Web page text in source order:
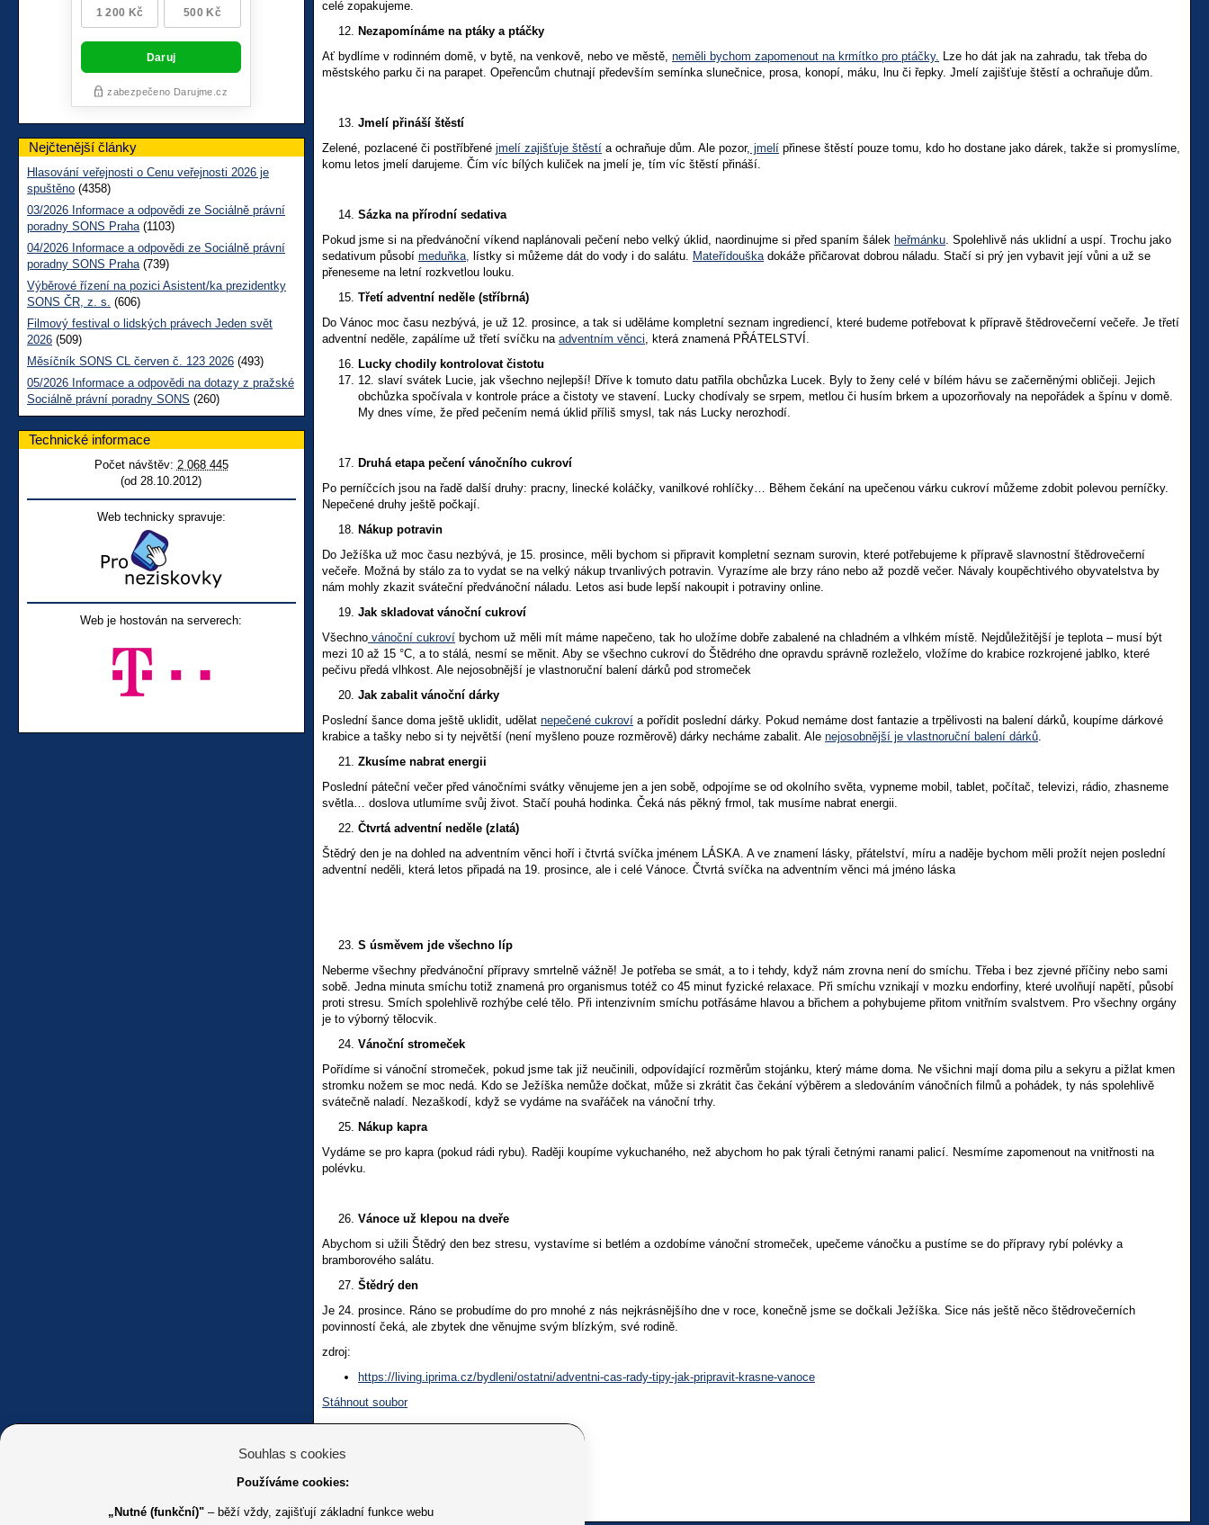
celé zopakujeme.
Nezapomínáme na ptáky a ptáčky
Ať bydlíme v rodinném domě, v bytě, na venkově, nebo ve městě, neměli bychom zapomenout na krmítko pro ptáčky.
Lze ho dát jak na zahradu, tak třeba do
městského parku či na parapet. Opeřencům chutnají především semínka slunečnice, prosa, konopí, máku, lnu či řepky. Jmelí zajišťuje štěstí a ochraňuje dům.
Jmelí přináší štěstí
Zelené, pozlacené či postříbřené jmelí zajišťuje štěstí a ochraňuje dům. Ale pozor, jmelí přinese štěstí pouze tomu, kdo ho dostane jako dárek, takže si promyslíme,
komu letos jmelí darujeme. Čím víc bílých kuliček na jmelí je, tím víc štěstí přináší.
Sázka na přírodní sedativa
Pokud jsme si na předvánoční víkend naplánovali pečení nebo velký úklid, naordinujme si před spaním šálek heřmánku . Spolehlivě nás uklidní a uspí. Trochu jako
sedativum působí meduňka, lístky si můžeme dát do vody i do salátu. Mateřídouška dokáže přičarovat dobrou náladu. Stačí si prý jen vybavit její vůni a už se
přeneseme na letní rozkvetlou louku.
Třetí adventní neděle (stříbrná)
Do Vánoc moc času nezbývá, je už 12. prosince, a tak si uděláme kompletní seznam ingrediencí, které budeme potřebovat k přípravě štědrovečerní večeře. Je třetí
adventní neděle, zapálíme už třetí svíčku na adventním věnci , která znamená PŘÁTELSTVÍ.
Lucky chodily kontrolovat čistotu
12. slaví svátek Lucie, jak všechno nejlepší! Dříve k tomuto datu patřila obchůzka Lucek. Byly to ženy celé v bílém hávu se začerněnými obličeji. Jejich
obchůzka spočívala v kontrole práce a čistoty ve stavení. Lucky chodívaly se srpem, metlou či husím brkem a upozorňovaly na nepořádek a špínu v domě.
My dnes víme, že před pečením nemá úklid příliš smysl, tak nás Lucky nerozhodí.
Druhá etapa pečení vánočního cukroví
Po perníčcích jsou na řadě další druhy: pracny, linecké koláčky, vanilkové rohlíčky… Během čekání na upečenou várku cukroví můžeme zdobit polevou perníčky.
Nepečené druhy ještě počkají.
Nákup potravin
Do Ježíška už moc času nezbývá, je 15. prosince, měli bychom si připravit kompletní seznam surovin, které potřebujeme k přípravě slavnostní štědrovečerní
večeře. Možná by stálo za to vydat se na velký nákup trvanlivých potravin. Vyrazíme ale brzy ráno nebo až pozdě večer. Návaly koupěchtivého obyvatelstva by
nám mohly zkazit sváteční předvánoční náladu. Letos asi bude lepší nakoupit i potraviny online.
Jak skladovat vánoční cukroví
Všechno vánoční cukroví bychom už měli mít máme napečeno, tak ho uložíme dobře zabalené na chladném a vlhkém místě. Nejdůležitější je teplota – musí být
mezi 10 až 15 °C, a to stálá, nesmí se měnit. Aby se všechno cukroví do Štědrého dne opravdu správně rozleželo, vložíme do krabice rozkrojené jablko, které
pečivu předá vlhkost. Ale nejosobnější je vlastnoruční balení dárků pod stromeček
Jak zabalit vánoční dárky
Poslední šance doma ještě uklidit, udělat nepečené cukroví a pořídit poslední dárky. Pokud nemáme dost fantazie a trpělivosti na balení dárků, koupíme dárkové
krabice a tašky nebo si ty největší (není myšleno pouze rozměrově) dárky necháme zabalit. Ale nejosobnější je vlastnoruční balení dárků
Zkusíme nabrat energii
Poslední páteční večer před vánočními svátky věnujeme jen a jen sobě, odpojíme se od okolního světa, vypneme mobil, tablet, počítač, televizi, rádio, zhasneme
světla… doslova utlumíme svůj život. Stačí pouhá hodinka. Čeká nás pěkný frmol, tak musíme nabrat energii.
Čtvrtá adventní neděle (zlatá)
Štědrý den je na dohled na adventním věnci hoří i čtvrtá svíčka jménem LÁSKA. A ve znamení lásky, přátelství, míru a naděje bychom měli prožít nejen poslední
adventní neděli, která letos připadá na 19. prosince, ale i celé Vánoce. Čtvrtá svíčka na adventním věnci má jméno láska
S úsměvem jde všechno líp
Neberme všechny předvánoční přípravy smrtelně vážně! Je potřeba se smát, a to i tehdy, když nám zrovna není do smíchu. Třeba i bez zjevné příčiny nebo sami
sobě. Jedna minuta smíchu totiž znamená pro organismus totéž co 45 minut fyzické relaxace. Při smíchu vznikají v mozku endorfiny, které uvolňují napětí, působí
proti stresu. Smích spolehlivě rozhýbe celé tělo. Při intenzivním smíchu potřásáme hlavou a břichem a pohybujeme přitom vnitřním svalstvem. Pro všechny orgány
je to výborný tělocvik.
Vánoční stromeček
Pořídíme si vánoční stromeček, pokud jsme tak již neučinili, odpovídající rozměrům stojánku, který máme doma. Ne všichni mají doma pilu a sekyru a pižlat kmen
stromku nožem se moc nedá. Kdo se Ježíška nemůže dočkat, může si zkrátit čas čekání výběrem a sledováním vánočních filmů a pohádek, ty nás spolehlivě
svátečně naladí. Nezaškodí, když se vydáme na svařáček na vánoční trhy.
Nákup kapra
Vydáme se pro kapra (pokud rádi rybu). Raději koupíme vykuchaného, než abychom ho pak týrali četnými ranami palicí. Nesmíme zapomenout na vnitřnosti na
polévku.
Vánoce už klepou na dveře
Abychom si užili Štědrý den bez stresu, vystavíme si betlém a ozdobíme vánoční stromeček, upečeme vánočku a pustíme se do přípravy rybí polévky a
bramborového salátu.
Štědrý den
Je 24. prosince. Ráno se probudíme do pro mnohé z nás nejkrásnějšího dne v roce, konečně jsme se dočkali Ježíška. Sice nás ještě něco štědrovečerních
povinností čeká, ale zbytek dne věnujme svým blízkým, své rodině.
zdroj:
https://living.iprima.cz/bydleni/ostatni/adventni-cas-rady-tipy-jak-pripravit-krasne-vanoce
Stáhnout soubor
V rubrice Plzeň
Nejčtenější články
Hlasování veřejnosti o Cenu veřejnosti 2026 je
spuštěno (4358)
03/2026 Informace a odpovědi ze Sociálně právní
poradny SONS Praha (1103)
04/2026 Informace a odpovědi ze Sociálně právní
poradny SONS Praha (739)
Výběrové řízení na pozici Asistent/ka prezidentky
SONS ČR, z. s. (606)
Filmový festival o lidských právech Jeden svět
2026 (509)
Měsíčník SONS CL červen č. 123 2026 (493)
05/2026 Informace a odpovědi na dotazy z pražské
Sociálně právní poradny SONS (260)
Technické informace
Počet návštěv: 2 068 445
(od 28.10.2012)
Web technicky spravuje:
Web je hostován na serverech:
Souhlas s cookies
Používáme cookies:
„Nutné (funkční)" – běží vždy, zajišťují základní funkce webu